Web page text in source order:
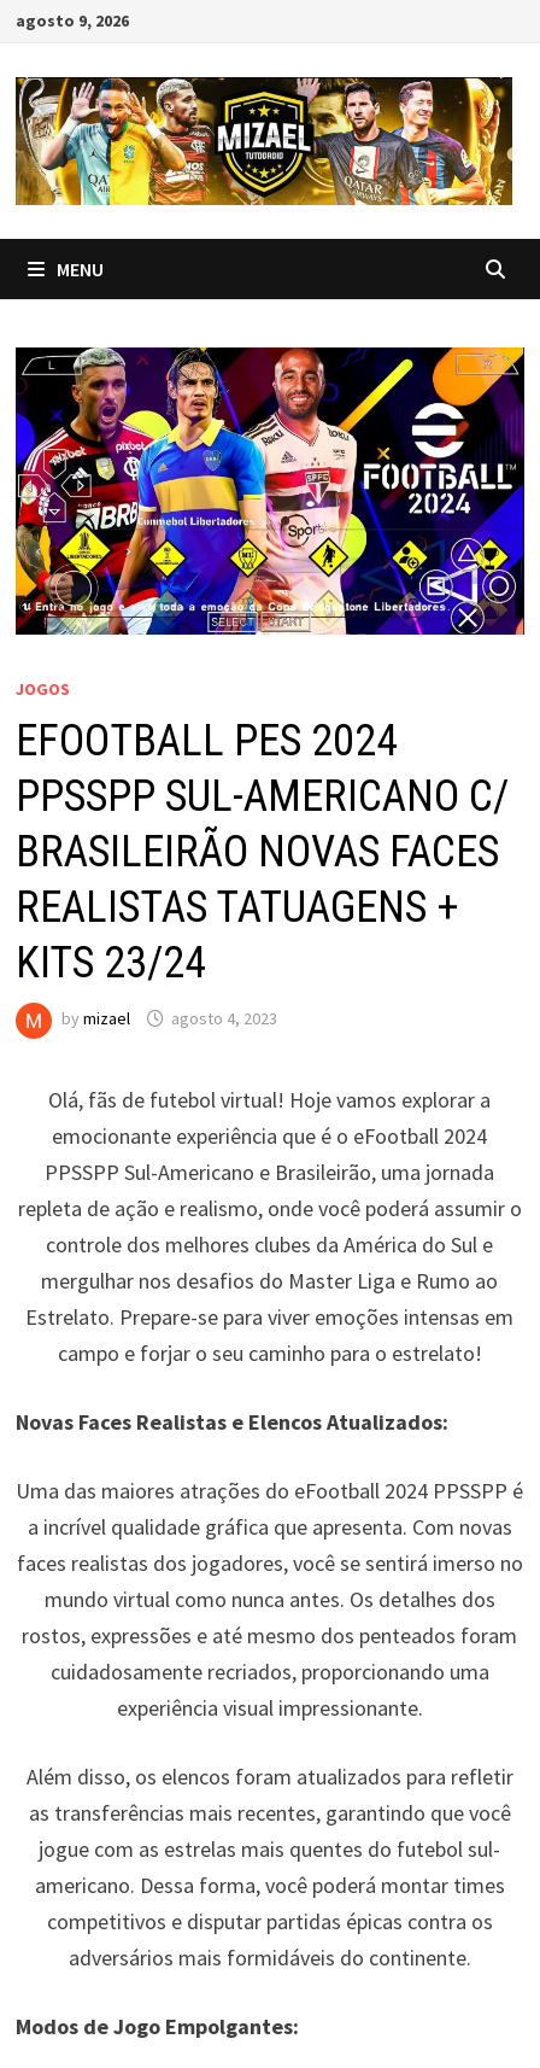
Skip
content
agosto 9, 2026
MENU
JOGOS
EFOOTBALL PES 2024
PPSSPP SUL-AMERICANO C/
BRASILEIRÃO NOVAS FACES
REALISTAS TATUAGENS +
KITS 23/24
by mizael agosto 4, 2023
Olá, fãs de futebol virtual! Hoje vamos explorar a
emocionante experiência que é o eFootball 2024
PPSSPP Sul-Americano e Brasileirão, uma jornada
repleta de ação e realismo, onde você poderá assumir o
controle dos melhores clubes da América do Sul e
mergulhar nos desafios do Master Liga e Rumo ao
Estrelato. Prepare-se para viver emoções intensas em
campo e forjar o seu caminho para o estrelato!
Novas Faces Realistas e Elencos Atualizados:
Uma das maiores atrações do eFootball 2024 PPSSPP é
a incrível qualidade gráfica que apresenta. Com novas
faces realistas dos jogadores, você se sentirá imerso no
mundo virtual como nunca antes. Os detalhes dos
rostos, expressões e até mesmo dos penteados foram
cuidadosamente recriados, proporcionando uma
experiência visual impressionante.
Além disso, os elencos foram atualizados para refletir
as transferências mais recentes, garantindo que você
jogue com as estrelas mais quentes do futebol sul-
americano. Dessa forma, você poderá montar times
competitivos e disputar partidas épicas contra os
adversários mais formidáveis do continente.
Modos de Jogo Empolgantes: